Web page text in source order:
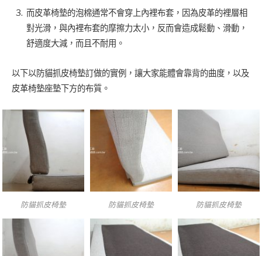
而皮革椅墊的泡棉通常不會穿上內裡布套，因為皮革的裡層相
對光滑，與內裡布套的摩擦力太小，反而會造成鬆動、滑動，
舒適度大減，而且不耐用。
以下以防貓抓皮椅墊訂做的實例，讓大家能體會靠背的曲度，以及
皮革椅墊座墊下方的布質。
防貓抓皮椅墊 防貓抓皮椅墊 防貓抓皮椅墊